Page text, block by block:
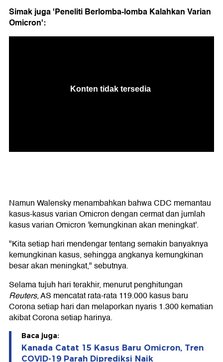
Simak juga 'Peneliti Berlomba-lomba Kalahkan Varian
Omicron':
Namun Walensky menambahkan bahwa CDC memantau
kasus-kasus varian Omicron dengan cermat dan jumlah
kasus varian Omicron 'kemungkinan akan meningkat'.
"Kita setiap hari mendengar tentang semakin banyaknya
kemungkinan kasus, sehingga angkanya kemungkinan
besar akan meningkat," sebutnya.
Selama tujuh hari terakhir, menurut penghitungan
Reuters, AS mencatat rata-rata 119.000 kasus baru
Corona setiap hari dan melaporkan nyaris 1.300 kematian
akibat Corona setiap harinya.
Baca juga:
Kanada Catat 15 Kasus Baru Omicron, Tren
COVID-19 Parah Diprediksi Naik